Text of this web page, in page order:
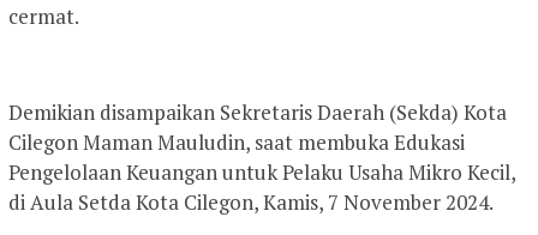
cermat.
Demikian disampaikan Sekretaris Daerah (Sekda) Kota
Cilegon Maman Mauludin, saat membuka Edukasi
Pengelolaan Keuangan untuk Pelaku Usaha Mikro Kecil,
di Aula Setda Kota Cilegon, Kamis, 7 November 2024.